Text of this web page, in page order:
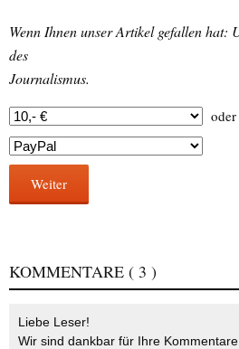
Wenn Ihnen unser Artikel gefallen hat:
des
Journalismus.
oder
Weiter
KOMMENTARE ( 3 )
Liebe Leser!
Wir sind dankbar für Ihre